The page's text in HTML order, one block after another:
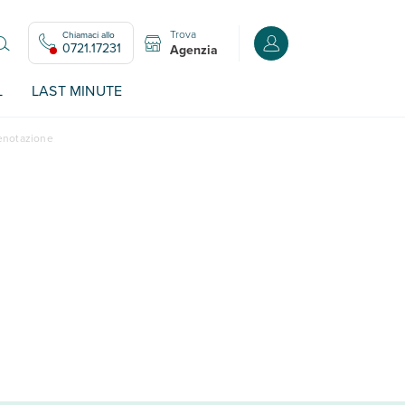
Chiamaci allo
0721.17231
Trova
Agenzia Accedi o registrati
LAST MINUTE